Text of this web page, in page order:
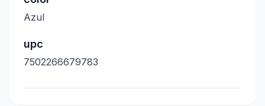
Azul
upc
7502266679783